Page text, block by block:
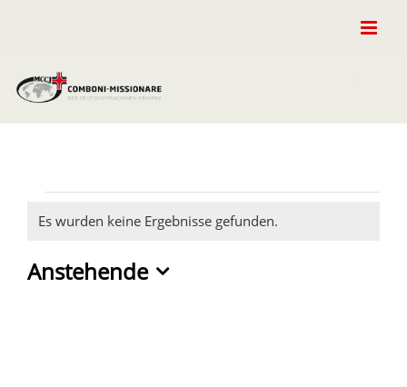
Veranstaltungen
Hinweis
Es wurden keine Ergebnisse gefunden.
Anstehende